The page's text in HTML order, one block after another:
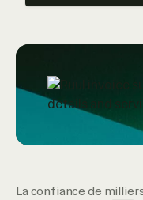
La confiance de